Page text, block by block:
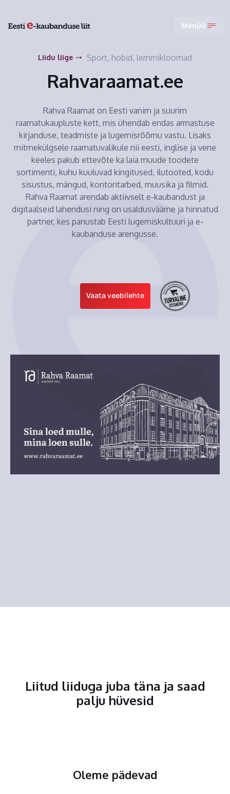
Menüü
Liidu liige Sport, hobid, lemmikloomad
Rahvaraamat.ee
Rahva Raamat on Eesti vanim ja suurim
raamatukaupluste kett, mis ühendab endas armastuse
kirjanduse, teadmiste ja lugemisrõõmu vastu. Lisaks
mitmekülgsele raamatuvalikule nii eesti, inglise ja vene
keeles pakub ettevõte ka laia muude toodete
sortimenti, kuhu kuuluvad kingitused, ilutooted, kodu
sisustus, mängud, kontoritarbed, muusika ja filmid.
Rahva Raamat arendab aktiivselt e-kaubandust ja
digitaalseid lahendusi ning on usaldusväärne ja hinnatud
partner, kes panustab Eesti lugemiskultuuri ja e-
kaubanduse arengusse.
Vaata veebilehte
Liitud liiduga juba täna ja saad
palju hüvesid
Oleme pädevad